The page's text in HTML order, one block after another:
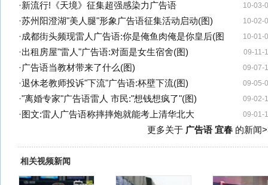
10-03-
·新流行!《天境》征集超强感染力广告语
10-02-
·苏州阳澄湖"美人腿"形象广告语征集活动启动(图)
10-01-
·成都街头频现雷人广告语:你是俺鱼肉俺是你皇后(图
09-11-
·出租房屋"雷人"广告语:对面是女生宿舍(图)
09-07-
·广告语当教材带来了什么(图)
09-05-
·退休老教师投诉"下流"广告语:杯壁下流(图)
09-02-
·"离婚专家"广告语雷人 市民:"想钱想疯了"(图)
09-01-
· 图文:雷人广告语称摔摔炮就能考上清华北大
更多关于 广告语 宜春的新闻
相关视频新闻